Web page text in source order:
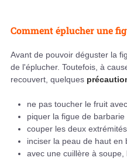
Comment éplucher une
Avant de pouvoir déguster la
de l'éplucher. Toutefois, à
recouvert, quelques
ne pas toucher le fruit
piquer la figue de
couper les deux
inciser la peau de haut en
avec une cuillère à soupe,